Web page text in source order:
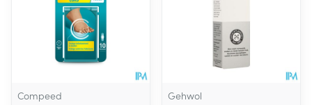
Compeed
Gehwol